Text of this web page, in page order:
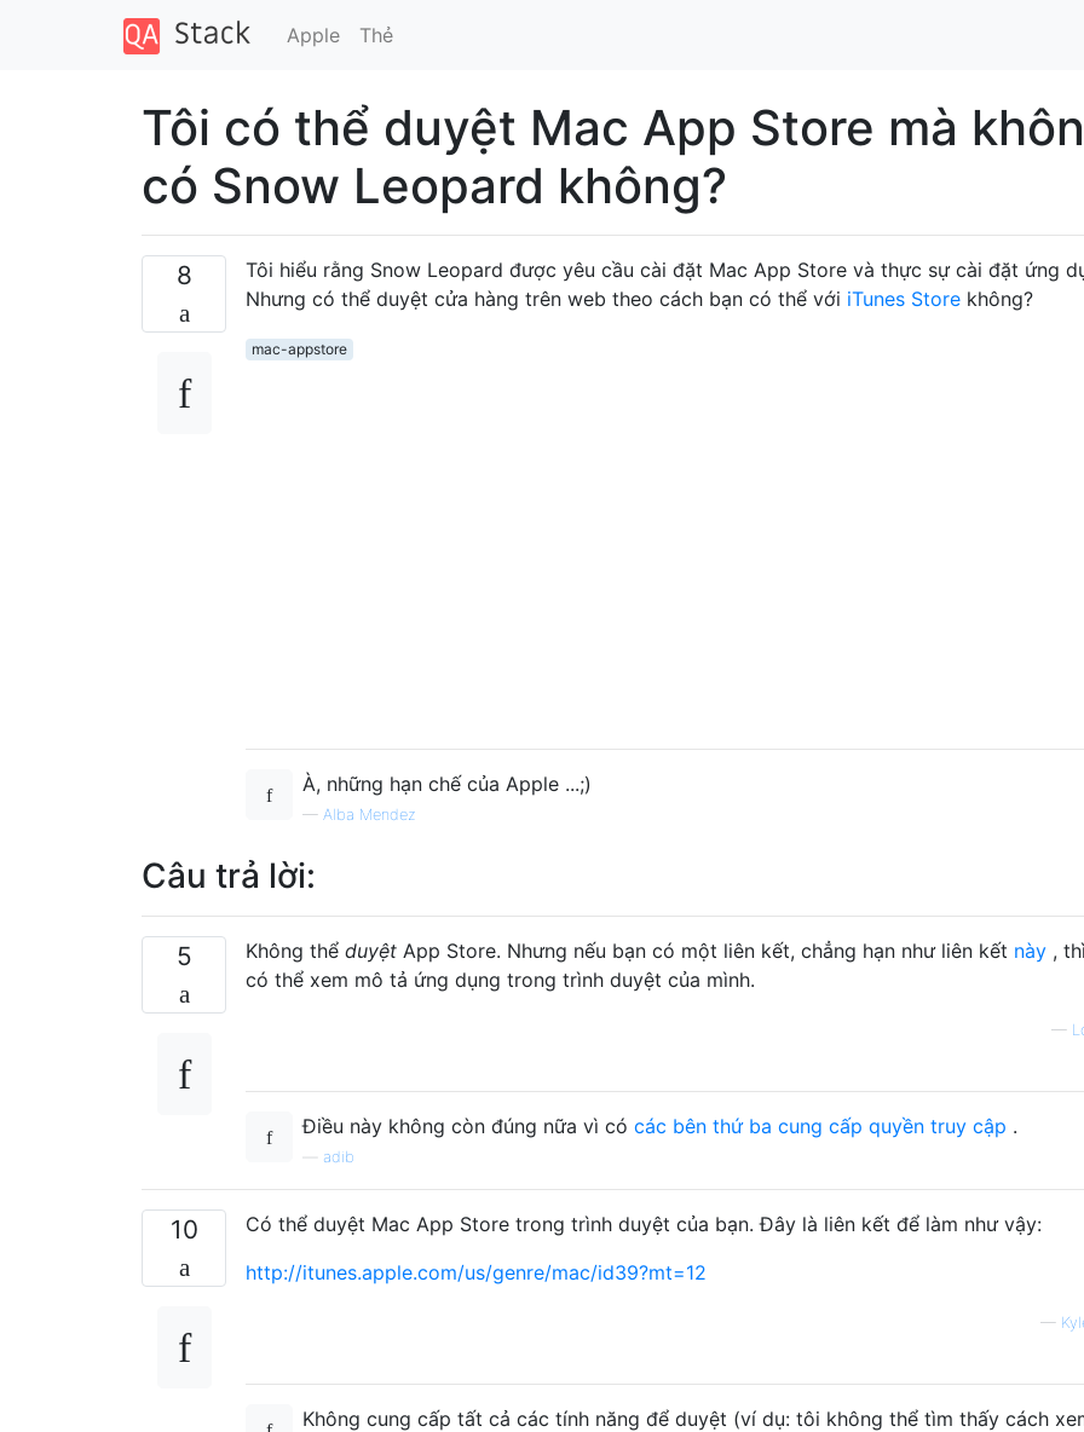
Apple Thẻ
Tôi có thể duyệt Mac App Store mà
có Snow Leopard không?
8
Tôi hiểu rằng Snow Leopard được yêu cầu cài đặt Mac App Store và thực sự cài đặt ứng
Nhưng có thể duyệt cửa hàng trên web theo cách bạn có thể với iTunes Store không?
mac-appstore
À, những hạn chế của Apple ...;)
— Alba Mendez
Câu trả lời:
5 Không thể duyệt App Store. Nhưng nếu bạn có một liên kết, chẳng hạn như liên kết này ,
có thể xem mô tả ứng dụng trong trình duyệt của mình.
—
Điều này không còn đúng nữa vì có các bên thứ ba cung cấp quyền truy cập .
adib
10
Có thể duyệt Mac App Store trong trình duyệt của bạn. Đây là liên kết để làm như vậy:
http://itunes.apple.com/us/genre/mac/id39?mt=12
—
Không cung cấp tất cả các tính năng để duyệt (ví dụ: tôi không thể tìm thấy cách